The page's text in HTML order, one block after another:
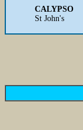
CALYPSO
St John's